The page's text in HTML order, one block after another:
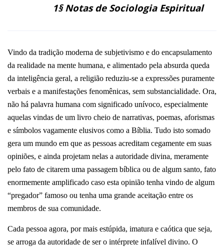
1§ Notas de Sociologia Espiritual
Vindo da tradição moderna de subjetivismo e do encapsulamento
da realidade na mente humana, e alimentado pela absurda queda
da inteligência geral, a religião reduziu-se a expressões puramente
verbais e a manifestações fenomênicas, sem substancialidade. Ora,
não há palavra humana com significado unívoco, especialmente
aquelas vindas de um livro cheio de narrativas, poemas, aforismas
e símbolos vagamente elusivos como a Bíblia. Tudo isto somado
gera um mundo em que as pessoas acreditam cegamente em suas
opiniões, e ainda projetam nelas a autoridade divina, meramente
pelo fato de citarem uma passagem bíblica ou de algum santo, fato
enormemente amplificado caso esta opinião tenha vindo de algum
“pregador” famoso ou tenha uma grande aceitação entre os
membros de sua comunidade.
Cada pessoa agora, por mais estúpida, imatura e caótica que seja,
se arroga da autoridade de ser o intérprete infalível divino. O